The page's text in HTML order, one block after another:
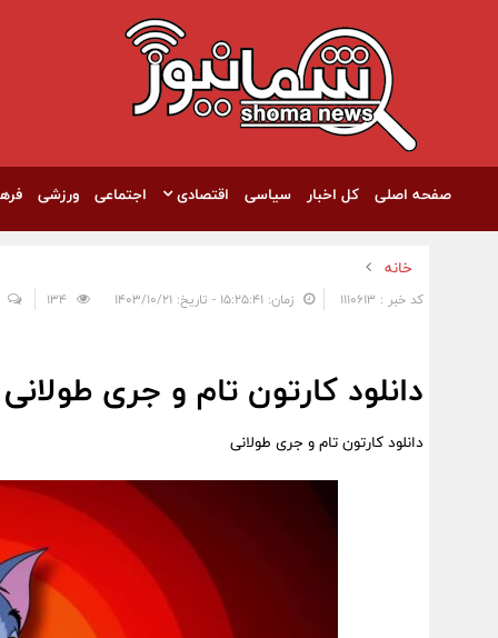
صفحه اصلی کل اخبار سیاسی اقتصادی اجتماعی ورزشی
خانه
کد خبر : 1110613 زمان: ۱۵:۲۵:۴۱ - تاریخ: ۱۴۰۳/۱۰/۲۱
دانلود کارتون تام و جری طولانی
دانلود کارتون تام و جری طولانی